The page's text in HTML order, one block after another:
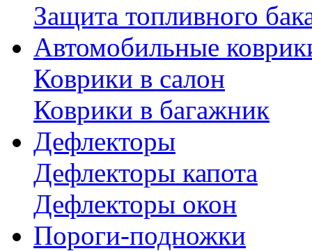
Защита топливного
Автомобильные
Коврики в салон
Коврики в багажник
Дефлекторы
Дефлекторы капота
Дефлекторы окон
Пороги-подножки